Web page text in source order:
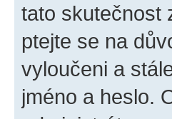
tato skutečnost
ptejte se na
vyloučeni a
jméno a heslo.